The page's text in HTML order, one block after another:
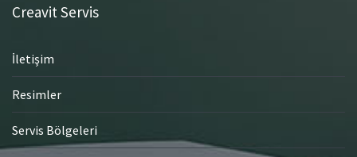
Creavit Servis
İletişim
Resimler
Servis Bölgeleri